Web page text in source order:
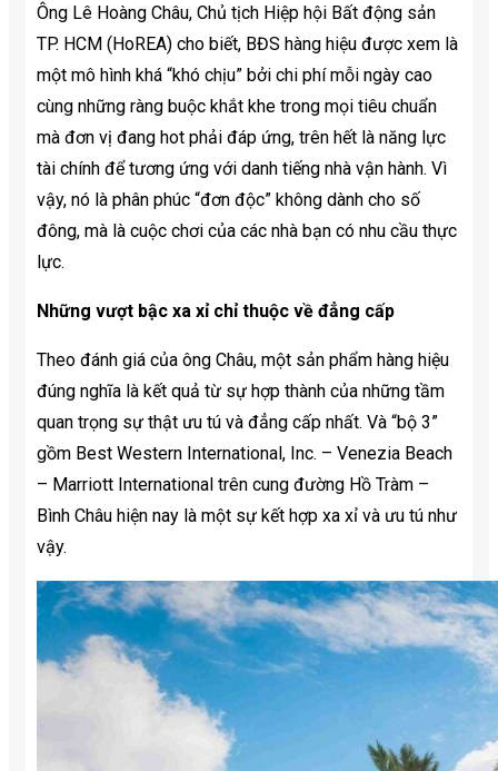
Ông Lê Hoàng Châu, Chủ tịch Hiệp hội Bất động sản
TP. HCM (HoREA) cho biết, BĐS hàng hiệu được xem là
một mô hình khá “khó chịu” bởi chi phí mỗi ngày cao
cùng những ràng buộc khắt khe trong mọi tiêu chuẩn
mà đơn vị đang hot phải đáp ứng, trên hết là năng lực
tài chính để tương ứng với danh tiếng nhà vận hành. Vì
vậy, nó là phân phúc “đơn độc” không dành cho số
đông, mà là cuộc chơi của các nhà bạn có nhu cầu thực
lực.
Những vượt bậc xa xỉ chỉ thuộc về đẳng cấp
Theo đánh giá của ông Châu, một sản phẩm hàng hiệu
đúng nghĩa là kết quả từ sự hợp thành của những tầm
quan trọng sự thật ưu tú và đẳng cấp nhất. Và “bộ 3”
gồm Best Western International, Inc. – Venezia Beach
– Marriott International trên cung đường Hồ Tràm –
Bình Châu hiện nay là một sự kết hợp xa xỉ và ưu tú như
vậy.